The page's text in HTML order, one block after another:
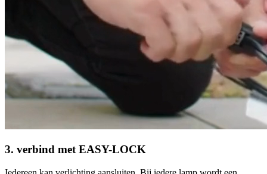
3. verbind met EASY-LOCK